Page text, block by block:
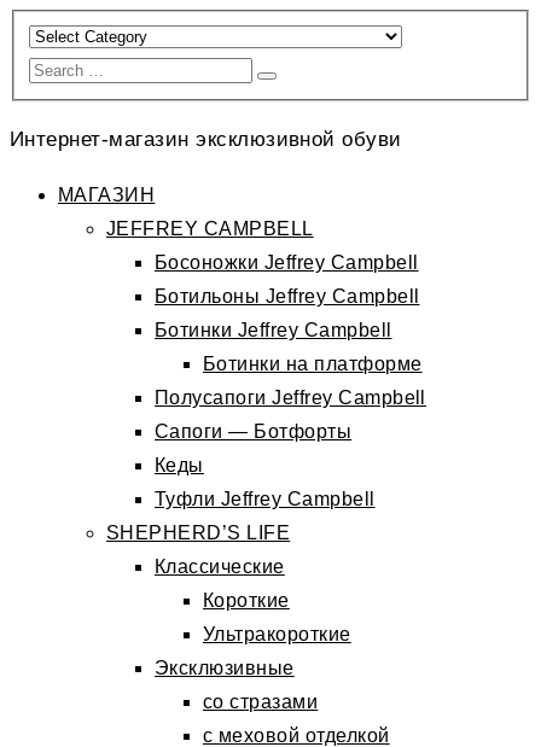
Интернет-магазин эксклюзивной обуви
МАГАЗИН
JEFFREY CAMPBELL
Босоножки Jeffrey Campbell
Ботильоны Jeffrey Campbell
Ботинки Jeffrey Campbell
Ботинки на платформе
Полусапоги Jeffrey Campbell
Сапоги — Ботфорты
Кеды
Туфли Jeffrey Campbell
SHEPHERD’S LIFE
Классические
Короткие
Ультракороткие
Эксклюзивные
со стразами
с меховой отделкой